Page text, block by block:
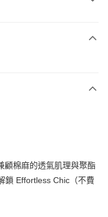
顧棉麻的透氣肌理與聚酯
鎖 Effortless Chic（不費